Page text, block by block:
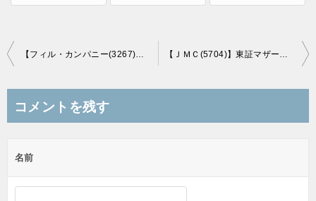
投
ビ
ー
シ
コメントを残す
名前